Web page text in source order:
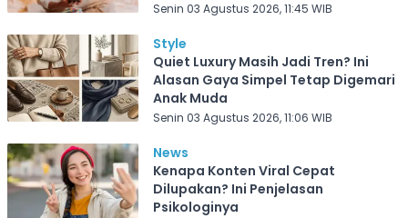
Senin 03 Agustus 2026, 11:45 WIB
Style
Quiet Luxury Masih Jadi Tren? Ini
Alasan Gaya Simpel Tetap Digemari
Anak Muda
Senin 03 Agustus 2026, 11:06 WIB
News
Kenapa Konten Viral Cepat
Dilupakan? Ini Penjelasan
Psikologinya